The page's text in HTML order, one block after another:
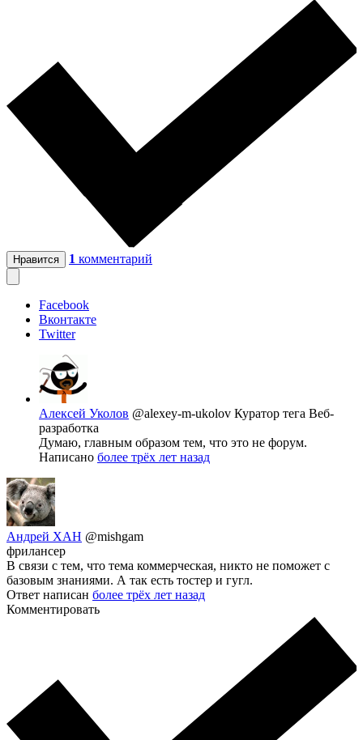
Нравится 1 комментарий
Facebook
Вконтакте
Twitter
Алексей Уколов @alexey-m-ukolov Куратор тега Веб-
разработка
Думаю, главным образом тем, что это не форум.
Написано более трёх лет назад
Андрей ХАН @mishgam
фрилансер
В связи с тем, что тема коммерческая, никто не поможет с
базовым знаниями. А так есть тостер и гугл.
Ответ написан более трёх лет назад
Комментировать